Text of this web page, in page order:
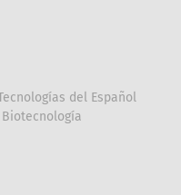
del Español
Biotecnología